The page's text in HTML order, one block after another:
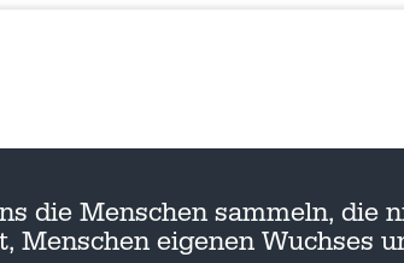
die Menschen sammeln,
Menschen eigenen Wuchses